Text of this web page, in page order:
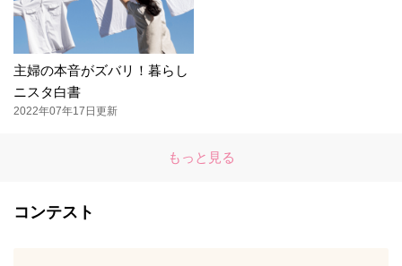
主婦の本音がズバリ！暮らし
ニスタ白書
2022年07年17日更新
もっと見る
コンテスト